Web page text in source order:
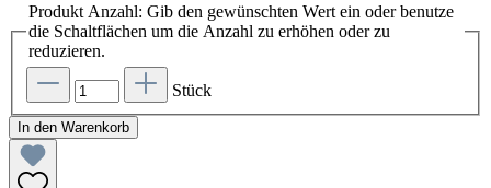
Produkt Anzahl: Gib den gewünschten Wert ein oder benutze
die Schaltflächen um die Anzahl zu erhöhen oder zu
reduzieren.
Stück
In den Warenkorb